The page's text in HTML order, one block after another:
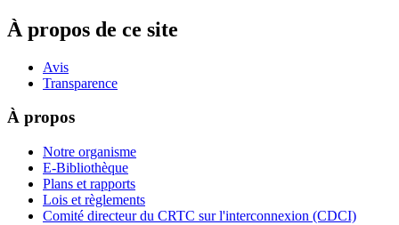
À propos de ce site
Avis
Transparence
À propos
Notre organisme
E-Bibliothèque
Plans et rapports
Lois et règlements
Comité directeur du CRTC sur l'interconnexion (CDCI)